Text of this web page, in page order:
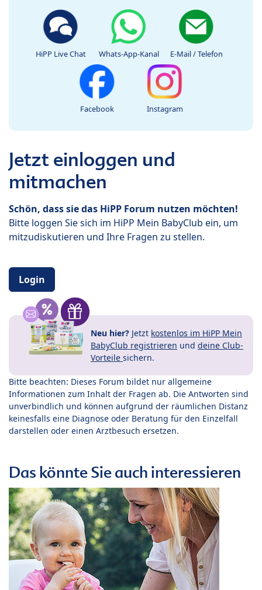
HiPP Live Chat Whats-App-Kanal E-Mail / Telefon
Facebook Instagram
Jetzt einloggen und
mitmachen
Schön, dass sie das HiPP Forum nutzen möchten!
Bitte loggen Sie sich im HiPP Mein BabyClub ein, um
mitzudiskutieren und Ihre Fragen zu stellen.
Login
Neu hier? Jetzt kostenlos im HiPP Mein
BabyClub registrieren und deine Club-
Vorteile sichern.
Bitte beachten: Dieses Forum bildet nur allgemeine
Informationen zum Inhalt der Fragen ab. Die Antworten sind
unverbindlich und können aufgrund der räumlichen Distanz
keinesfalls eine Diagnose oder Beratung für den Einzelfall
darstellen oder einen Arztbesuch ersetzen.
Das könnte Sie auch interessieren